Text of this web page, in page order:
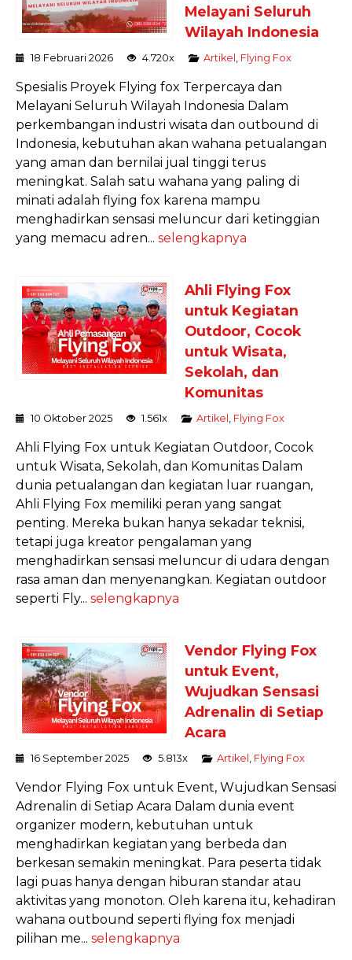
Melayani Seluruh
Wilayah Indonesia
18 Februari 2026 4.720x Artikel Flying Fox
Spesialis Proyek Flying fox Terpercaya dan
Melayani Seluruh Wilayah Indonesia Dalam
perkembangan industri wisata dan outbound di
Indonesia, kebutuhan akan wahana petualangan
yang aman dan bernilai jual tinggi terus
meningkat. Salah satu wahana yang paling di
minati adalah flying fox karena mampu
menghadirkan sensasi meluncur dari ketinggian
yang memacu adren... selengkapnya
Ahli Flying Fox
untuk Kegiatan
Outdoor, Cocok
untuk Wisata,
Sekolah, dan
Komunitas
10 Oktober 2025 1.561x Artikel Flying Fox
Ahli Flying Fox untuk Kegiatan Outdoor, Cocok
untuk Wisata, Sekolah, dan Komunitas Dalam
dunia petualangan dan kegiatan luar ruangan,
Ahli Flying Fox memiliki peran yang sangat
penting. Mereka bukan hanya sekadar teknisi,
tetapi juga kreator pengalaman yang
menghadirkan sensasi meluncur di udara dengan
rasa aman dan menyenangkan. Kegiatan outdoor
seperti Fly... selengkapnya
Vendor Flying Fox
untuk Event,
Wujudkan Sensasi
Adrenalin di Setiap
Acara
16 September 2025 5.813x Artikel Flying Fox
Vendor Flying Fox untuk Event, Wujudkan Sensasi
Adrenalin di Setiap Acara Dalam dunia event
organizer modern, kebutuhan untuk
menghadirkan kegiatan yang berbeda dan
berkesan semakin meningkat. Para peserta tidak
lagi puas hanya dengan hiburan standar atau
aktivitas yang monoton. Oleh karena itu, kehadiran
wahana outbound seperti flying fox menjadi
pilihan me... selengkapnya